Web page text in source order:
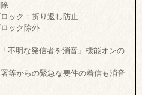
ック：折り返し防止
ック除外
不明な発信者を消音」機能オンの
等からの緊急な要件の着信も消音